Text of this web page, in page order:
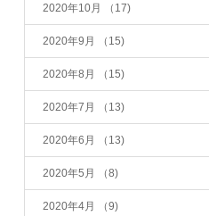
2020年10月 （17)
2020年9月 （15)
2020年8月 （15)
2020年7月 （13)
2020年6月 （13)
2020年5月 （8)
2020年4月 （9)